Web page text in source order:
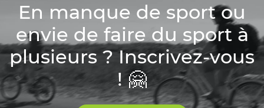
En manque de sport ou
envie de faire du sport à
plusieurs ? Inscrivez-vous
! 🤗